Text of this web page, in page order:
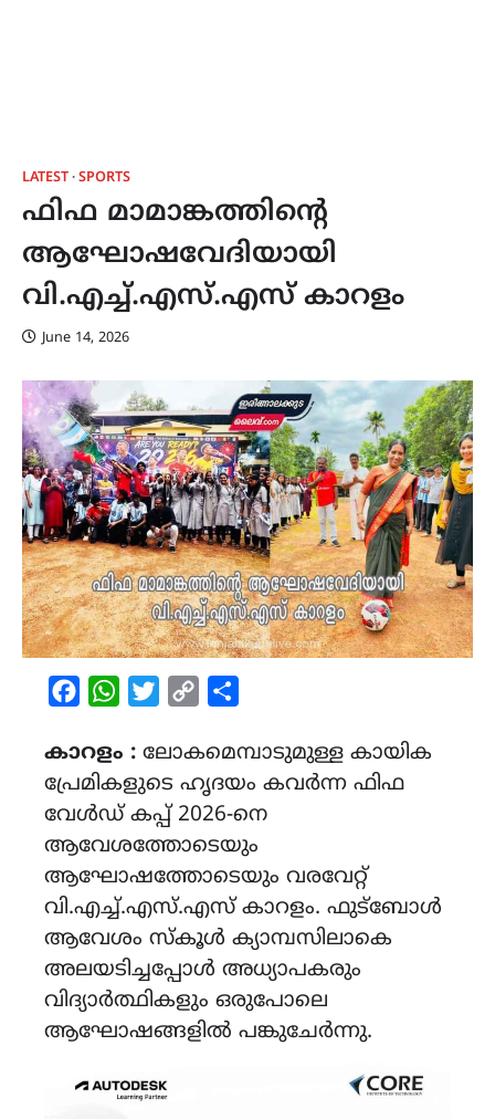
LATEST SPORTS
ഫിഫ മാമാങ്കത്തിന്റെ
ആഘോഷവേദിയായി
വി.എച്ച്.എസ്.എസ് കാറളം
June 14, 2026
FacebookWhatsAppTwitterCopy
കാറളം : ലോകമെമ്പാടുമുള്ള കായിക
പ്രേമികളുടെ ഹൃദയം കവർന്ന ഫിഫ
വേൾഡ് കപ്പ് 2026-നെ
ആവേശത്തോടെയും
ആഘോഷത്തോടെയും വരവേറ്റ്
വി.എച്ച്.എസ്.എസ് കാറളം. ഫുട്ബോൾ
ആവേശം സ്കൂൾ ക്യാമ്പസിലാകെ
അലയടിച്ചപ്പോൾ അധ്യാപകരും
വിദ്യാർത്ഥികളും ഒരുപോലെ
ആഘോഷങ്ങളിൽ പങ്കുചേർന്നു.